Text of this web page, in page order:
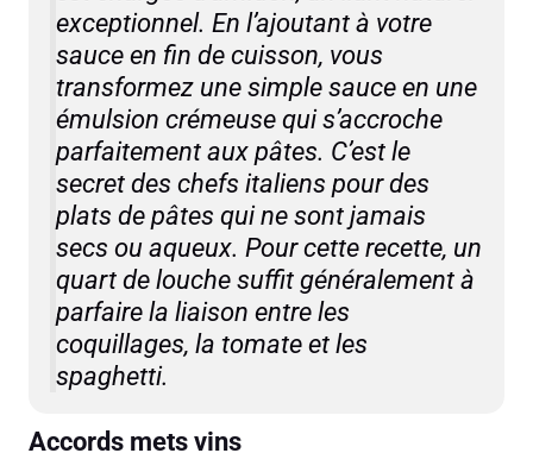
exceptionnel. En l’ajoutant à votre
sauce en fin de cuisson, vous
transformez une simple sauce en une
émulsion crémeuse qui s’accroche
parfaitement aux pâtes. C’est le
secret des chefs italiens pour des
plats de pâtes qui ne sont jamais
secs ou aqueux. Pour cette recette, un
quart de louche suffit généralement à
parfaire la liaison entre les
coquillages, la tomate et les
spaghetti.
Accords mets vins